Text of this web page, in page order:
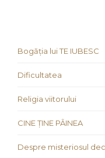
Bogăția lui TE IUBESC
Dificultatea
Religia viitorului
CINE ȚINE PÂINEA
Despre misteriosul